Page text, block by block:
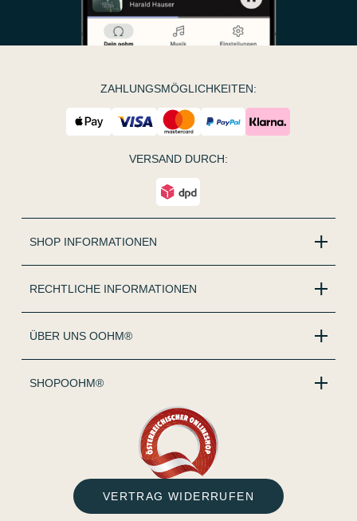
ZAHLUNGSMÖGLICHKEITEN:
VERSAND DURCH:
SHOP INFORMATIONEN
RECHTLICHE INFORMATIONEN
ÜBER UNS OOHM®
SHOPOOHM®
VERTRAG WIDERRUFEN